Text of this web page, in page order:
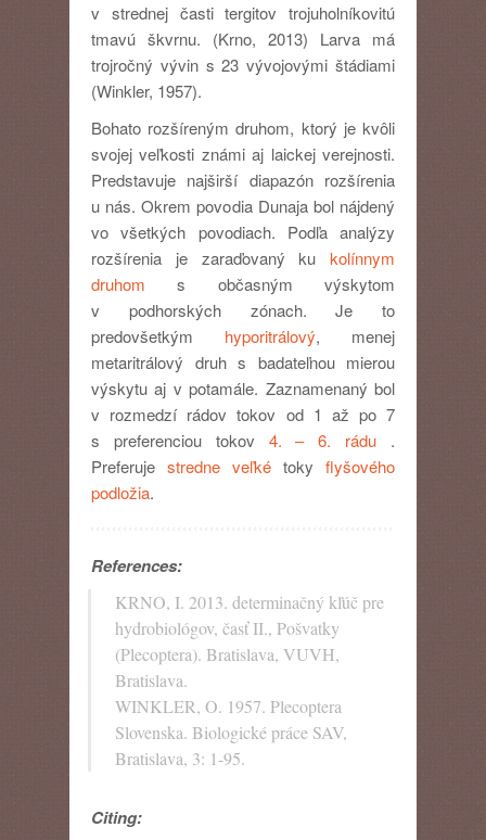
v strednej časti tergitov trojuholníkovitú
tmavú škvrnu. (Krno, 2013) Larva má
trojročný vývin s 23 vývojovými štádiami
(Winkler, 1957).
Bohato rozšíreným druhom, ktorý je kvôli
svojej veľkosti známi aj laickej verejnosti.
Predstavuje najširší diapazón rozšírenia
u nás. Okrem povodia Dunaja bol nájdený
vo všetkých povodiach. Podľa analýzy
rozšírenia je zaraďovaný ku kolínnym
druhom s občasným výskytom
v podhorských zónach. Je to
predovšetkým hyporitrálový, menej
metaritrálový druh s badateľnou mierou
výskytu aj v potamále. Zaznamenaný bol
v rozmedzí rádov tokov od 1 až po 7
s preferenciou tokov 4. – 6. rádu .
Preferuje stredne veľké toky flyšového
podložia.
References:
KRNO, I. 2013. determinačný kľúč pre
hydrobiológov, časť II., Pošvatky
(Plecoptera). Bratislava, VUVH,
Bratislava.
WINKLER, O. 1957. Plecoptera
Slovenska. Biologické práce SAV,
Bratislava, 3: 1-95.
Citing: